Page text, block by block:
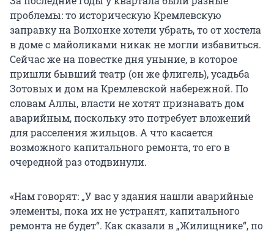
проблемы: то историческую Кремлевскую
заправку на Волхонке хотели убрать, то от хостела
в доме с майоликами никак не могли избавиться.
Сейчас же на повестке дня уныние, в которое
пришли бывший театр (он же флигель), усадьба
Зотовых и дом на Кремлевской набережной. По
словам Аллы, власти не хотят признавать дом
аварийным, поскольку это потребует вложений
для расселения жильцов. А что касается
возможного капитального ремонта, то его в
очередной раз отодвинули.
«Нам говорят: „У вас у здания нашли аварийные
элементы, пока их не устранят, капитального
ремонта не будет“. Как сказали в „Жилищнике“, по